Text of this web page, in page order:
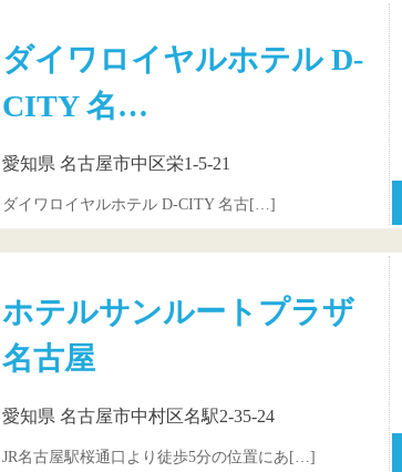
ダイワロイヤルホテル D-
CITY 名…
愛知県 名古屋市中区栄1-5-21
ダイワロイヤルホテル D-CITY 名古[…]
ホテルサンルートプラザ
名古屋
愛知県 名古屋市中村区名駅2-35-24
JR名古屋駅桜通口より徒歩5分の位置にあ[…]